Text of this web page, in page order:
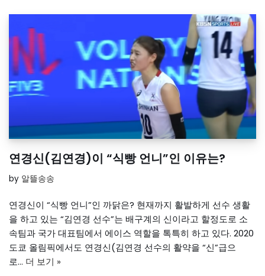
연경신(김연경)이 “식빵 언니”인 이유는?
by 알뜰송송
연경신이 “식빵 언니”인 까닭은? 현재까지 활발하게 선수 생활
을 하고 있는 “김연경 선수”는 배구계의 신이라고 할정도로 소
속팀과 국가 대표팀에서 에이스 역할을 톡특히 하고 있다. 2020
도쿄 올림픽에서도 연경신(김연경 선수의 활약을 “신”급으
로… 더 보기 »